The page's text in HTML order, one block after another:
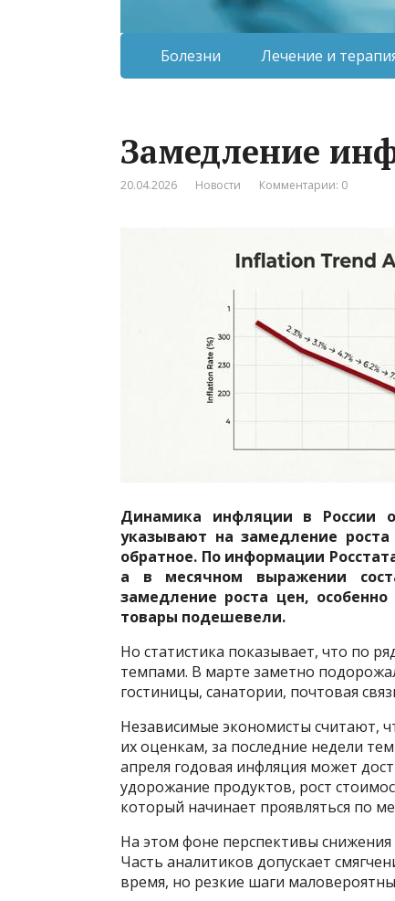
Болезни Лечение и
Замедление
20.04.2026 Новости Комментарии: 0
Динамика инфляции в России
указывают на замедление
обратное. По информации
а в месячном выражении
замедление роста цен,
товары подешевели.
Но статистика показывает, что по
темпами. В марте заметно
гостиницы, санатории, почтовая
Независимые экономисты считают,
их оценкам, за последние недели
апреля годовая инфляция может
удорожание продуктов, рост
который начинает проявляться по
На этом фоне перспективы
Часть аналитиков допускает
время, но резкие шаги